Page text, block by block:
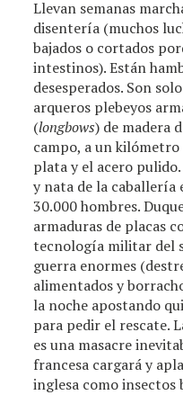
Llevan semanas
disentería (muchos
bajados o cortados
intestinos). Están
desesperados. Son
arqueros plebeyos
(longbows) de madera
campo, a un
plata y el acero
y nata de la caballería
30.000 hombres.
armaduras de placas
tecnología militar del
guerra enormes
alimentados y
la noche apostando
para pedir el rescate.
es una masacre
francesa cargará y
inglesa como insectos